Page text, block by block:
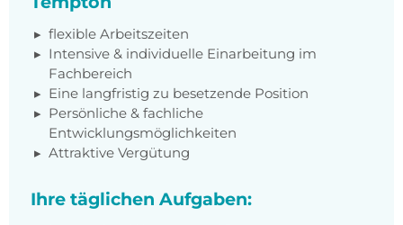
flexible Arbeitszeiten
Intensive & individuelle Einarbeitung im
Fachbereich
Eine langfristig zu besetzende Position
Persönliche & fachliche
Entwicklungsmöglichkeiten
Attraktive Vergütung
Ihre täglichen Aufgaben: